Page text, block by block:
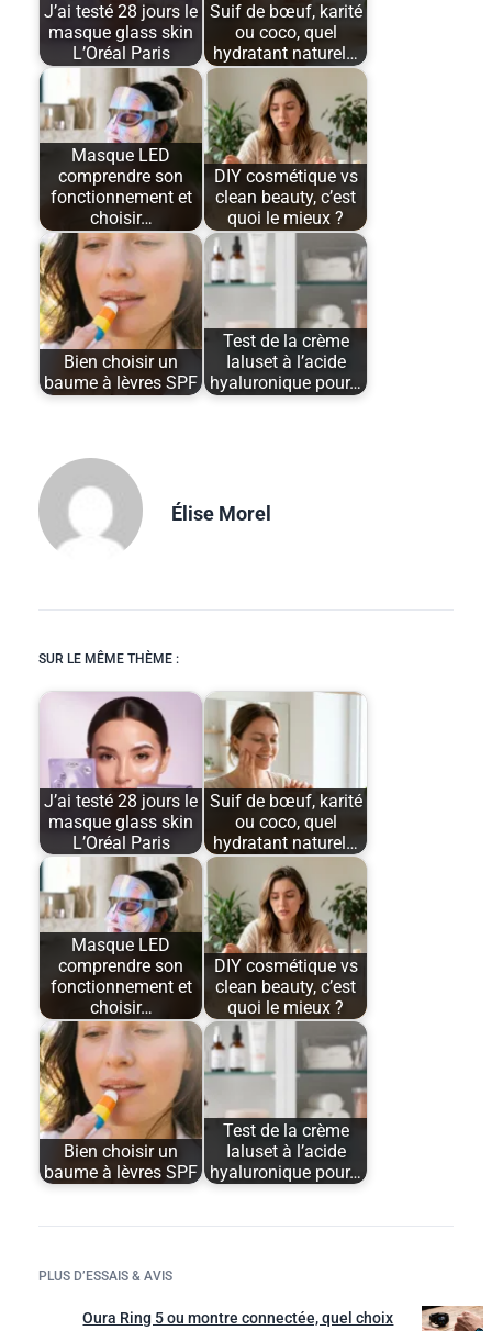
J’ai testé 28 jours le
masque glass skin
L’Oréal Paris
Suif de bœuf, karité
ou coco, quel
hydratant naturel…
Masque LED
comprendre son
fonctionnement et
choisir…
DIY cosmétique vs
clean beauty, c’est
quoi le mieux ?
Bien choisir un
baume à lèvres SPF
Test de la crème
Ialuset à l’acide
hyaluronique pour…
Élise Morel
SUR LE MÊME THÈME :
J’ai testé 28 jours le
masque glass skin
L’Oréal Paris
Suif de bœuf, karité
ou coco, quel
hydratant naturel…
Masque LED
comprendre son
fonctionnement et
choisir…
DIY cosmétique vs
clean beauty, c’est
quoi le mieux ?
Bien choisir un
baume à lèvres SPF
Test de la crème
Ialuset à l’acide
hyaluronique pour…
PLUS D’ESSAIS & AVIS
Oura Ring 5 ou montre connectée, quel choix